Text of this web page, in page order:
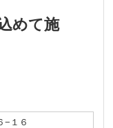
めて施
−１６